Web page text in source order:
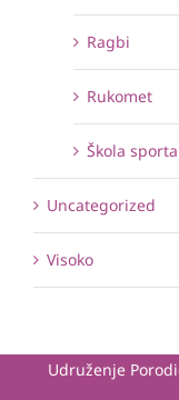
Ragbi
Rukomet
Škola sporta
Uncategorized
Visoko
Udruženje